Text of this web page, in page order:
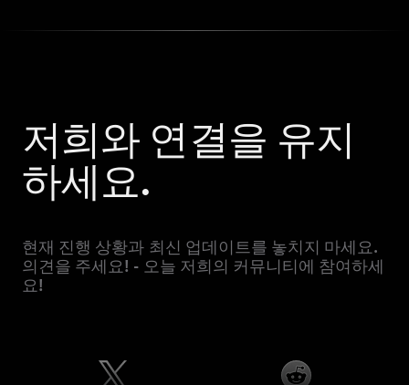
저희와 연결을 유지
하세요.
현재 진행 상황과 최신 업데이트를 놓치지 마세요.
의견을 주세요! - 오늘 저희의 커뮤니티에 참여하세
요!